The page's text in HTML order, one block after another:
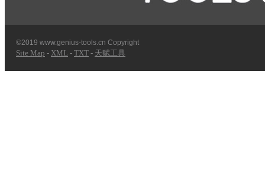
©2019 www.genius-tools.cn Copyright
Site Map - XML - TXT - 天赋工具